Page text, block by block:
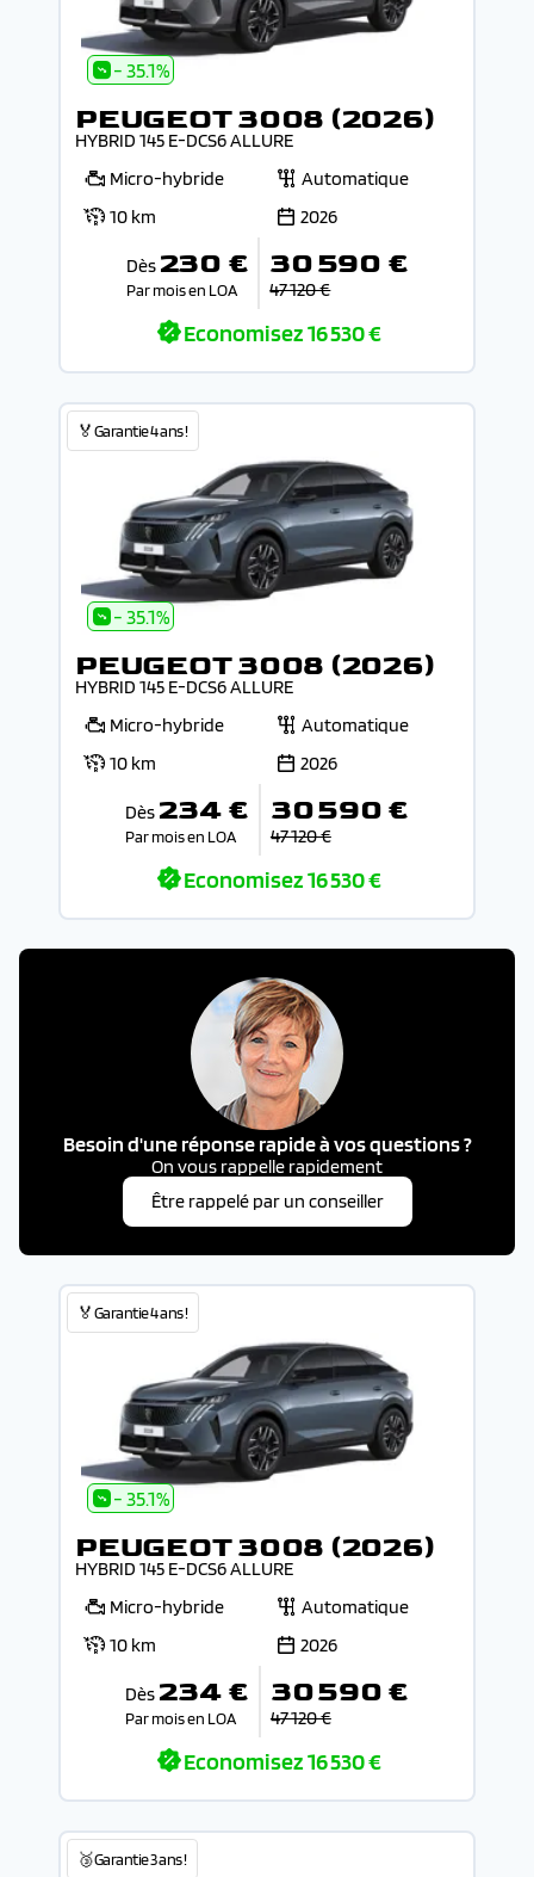
- 35.1%
PEUGEOT 3008 (2026)
HYBRID 145 E-DCS6 ALLURE
Micro-hybride
Automatique
10 km
2026
Dès 230 €
Par mois en LOA
30 590 €
47 120 €
Economisez16 530 €
🏅Garantie 4 ans !
- 35.1%
PEUGEOT 3008 (2026)
HYBRID 145 E-DCS6 ALLURE
Micro-hybride
Automatique
10 km
2026
Dès 234 €
Par mois en LOA
30 590 €
47 120 €
Economisez16 530 €
Besoin d'une réponse rapide à vos questions ?
On vous rappelle rapidement
Être rappelé par un conseiller
🏅Garantie 4 ans !
- 35.1%
PEUGEOT 3008 (2026)
HYBRID 145 E-DCS6 ALLURE
Micro-hybride
Automatique
10 km
2026
Dès 234 €
Par mois en LOA
30 590 €
47 120 €
Economisez16 530 €
🥉Garantie 3 ans !